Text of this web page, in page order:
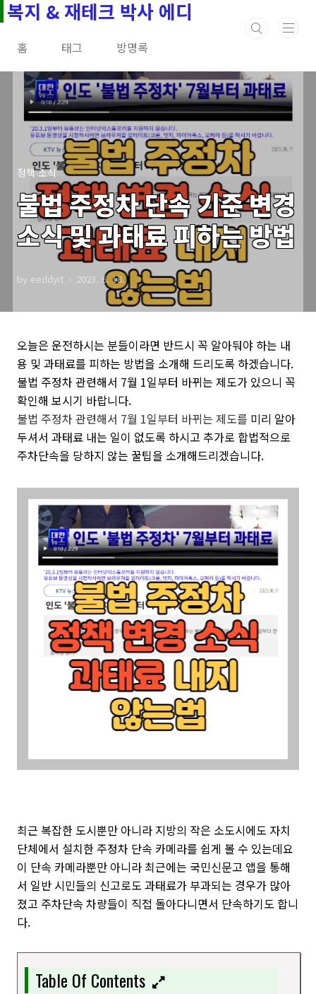
본문 바로가기
복지 & 재테크 박사 에디
홈 태그 방명록
정책 소식
불법 주정차 단속 기준 변경
소식 및 과태료 피하는 방법
by eeddyit 2023. 6. 18.
오늘은 운전하시는 분들이라면 반드시 꼭 알아둬야 하는 내
용 및 과태료를 피하는 방법을 소개해 드리도록 하겠습니다.
불법 주정차 관련해서 7월 1일부터 바뀌는 제도가 있으니 꼭
확인해 보시기 바랍니다.
불법 주정차 관련해서 7월 1일부터 바뀌는 제도를 미리 알아
두셔서 과태료 내는 일이 없도록 하시고 추가로 합법적으로
주차단속을 당하지 않는 꿀팁을 소개해드리겠습니다.
최근 복잡한 도시뿐만 아니라 지방의 작은 소도시에도 자치
단체에서 설치한 주정차 단속 카메라를 쉽게 볼 수 있는데요
이 단속 카메라뿐만 아니라 최근에는 국민신문고 앱을 통해
서 일반 시민들의 신고로도 과태료가 부과되는 경우가 많아
졌고 주차단속 차량들이 직접 돌아다니면서 단속하기도 합니
다.
Table Of Contents